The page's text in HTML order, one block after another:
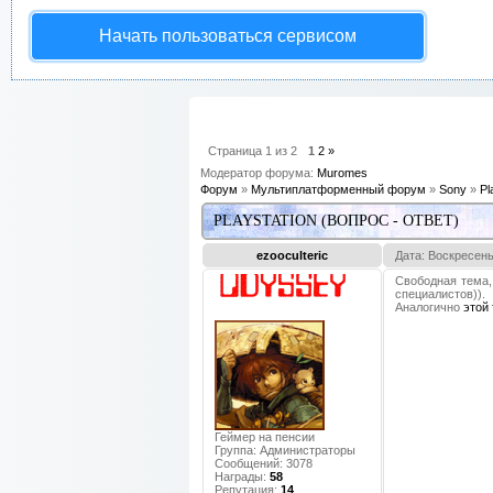
Начать пользоваться сервисом
Страница 1 из 2 1 2 »
Модератор форума: Muromes
Форум » Мультиплатформенный форум » Sony »
PLAYSTATION (ВОПРОС - ОТВЕТ)
ezooculteric Дата:
Геймер на пенсии
Группа: Администраторы
Сообщений: 3078
Награды: 58
Репутация: 14
Свободная
специалистов)).
Аналогично этой